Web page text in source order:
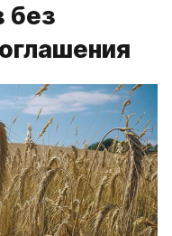
без